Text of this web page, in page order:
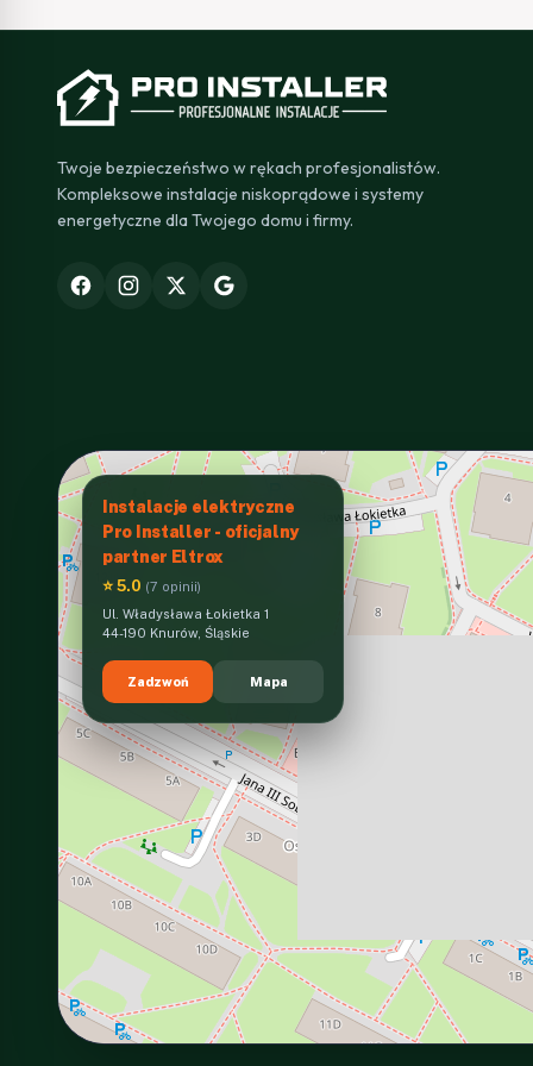
Twoje bezpieczeństwo w rękach profesjonalistów.
Kompleksowe instalacje niskoprądowe i systemy
energetyczne dla Twojego domu i firmy.
Instalacje elektryczne
Pro Installer - oficjalny
partner Eltrox
⭐ 5.0 (7 opinii)
Ul. Władysława Łokietka 1
44-190 Knurów, Śląskie
Zadzwoń Mapa